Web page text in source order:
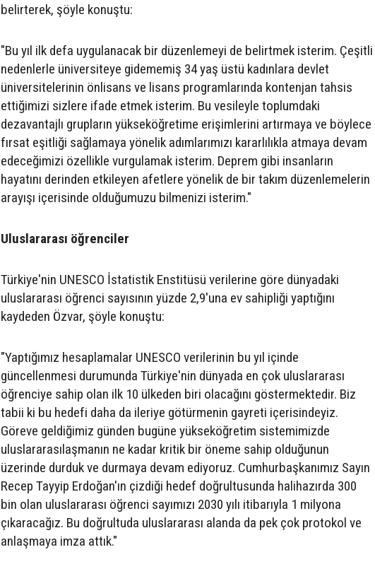
belirterek, şöyle konuştu:
"Bu yıl ilk defa uygulanacak bir düzenlemeyi de belirtmek isterim. Çeşitli
nedenlerle üniversiteye gidememiş 34 yaş üstü kadınlara devlet
üniversitelerinin önlisans ve lisans programlarında kontenjan tahsis
ettiğimizi sizlere ifade etmek isterim. Bu vesileyle toplumdaki
dezavantajlı grupların yükseköğretime erişimlerini artırmaya ve böylece
fırsat eşitliği sağlamaya yönelik adımlarımızı kararlılıkla atmaya devam
edeceğimizi özellikle vurgulamak isterim. Deprem gibi insanların
hayatını derinden etkileyen afetlere yönelik de bir takım düzenlemelerin
arayışı içerisinde olduğumuzu bilmenizi isterim."
Uluslararası öğrenciler
Türkiye'nin UNESCO İstatistik Enstitüsü verilerine göre dünyadaki
uluslararası öğrenci sayısının yüzde 2,9'una ev sahipliği yaptığını
kaydeden Özvar, şöyle konuştu:
"Yaptığımız hesaplamalar UNESCO verilerinin bu yıl içinde
güncellenmesi durumunda Türkiye'nin dünyada en çok uluslararası
öğrenciye sahip olan ilk 10 ülkeden biri olacağını göstermektedir. Biz
tabii ki bu hedefi daha da ileriye götürmenin gayreti içerisindeyiz.
Göreve geldiğimiz günden bugüne yükseköğretim sistemimizde
uluslararasılaşmanın ne kadar kritik bir öneme sahip olduğunun
üzerinde durduk ve durmaya devam ediyoruz. Cumhurbaşkanımız Sayın
Recep Tayyip Erdoğan'ın çizdiği hedef doğrultusunda halihazırda 300
bin olan uluslararası öğrenci sayımızı 2030 yılı itibarıyla 1 milyona
çıkaracağız. Bu doğrultuda uluslararası alanda da pek çok protokol ve
anlaşmaya imza attık."